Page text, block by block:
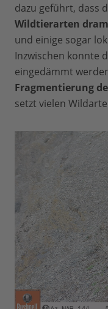
dazu geführt, dass
Wildtierarten
und einige sogar
Inzwischen konnte
eingedämmt
Fragmentierung
setzt vielen